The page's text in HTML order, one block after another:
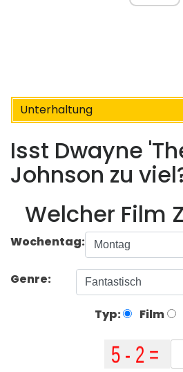
Unterhaltung
Isst Dwayne
Johnson zu
Welcher Film
Wochentag:
Genre:
Typ: Film